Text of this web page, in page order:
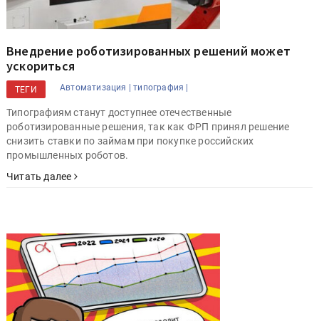
Внедрение роботизированных решений может
ускориться
ТЕГИ Автоматизация | типография |
Типографиям станут доступнее отечественные
роботизированные решения, так как ФРП принял решение
снизить ставки по займам при покупке российских
промышленных роботов.
Читать далее